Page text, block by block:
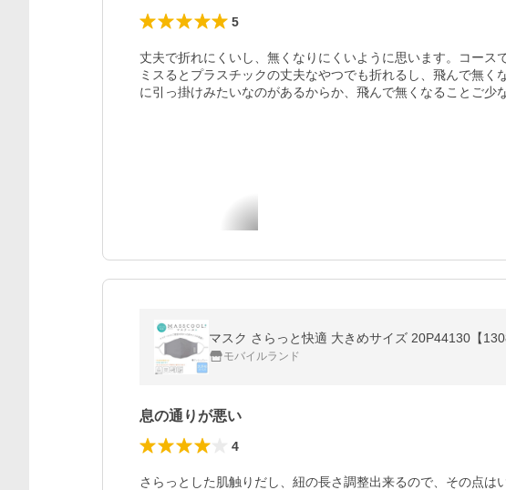
5
丈夫で折れにくいし、無くなりにくいように思います。コース
ミスるとプラスチックの丈夫なやつでも折れるし、飛んで無く
に引っ掛けみたいなのがあるからか、飛んで無くなることご少
マスク さらっと快適 大きめサイズ 20P44130【
モバイルランド
息の通りが悪い
4
さらっとした肌触りだし、紐の長さ調整出来るので、その点は